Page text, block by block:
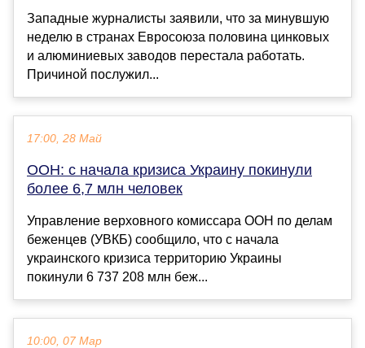
Западные журналисты заявили, что за минувшую
неделю в странах Евросоюза половина цинковых
и алюминиевых заводов перестала работать.
Причиной послужил...
17:00, 28 Май
ООН: с начала кризиса Украину покинули
более 6,7 млн человек
Управление верховного комиссара ООН по делам
беженцев (УВКБ) сообщило, что с начала
украинского кризиса территорию Украины
покинули 6 737 208 млн беж...
10:00, 07 Мар